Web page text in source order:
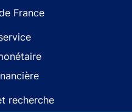
France
recherche